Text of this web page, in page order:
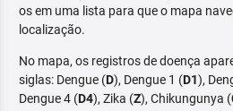
os em uma lista para que o mapa
localização.
No mapa, os registros de doença
siglas: Dengue (D), Dengue 1 (D1),
Dengue 4 (D4), Zika (Z), Chikungunya (